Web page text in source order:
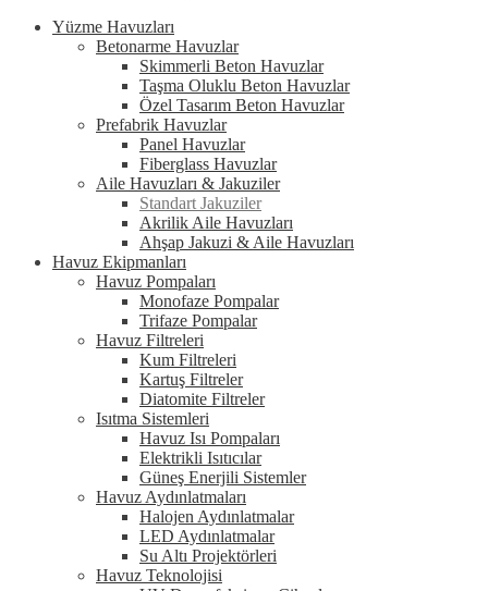
Yüzme Havuzları
Betonarme Havuzlar
Skimmerli Beton Havuzlar
Taşma Oluklu Beton Havuzlar
Özel Tasarım Beton Havuzlar
Prefabrik Havuzlar
Panel Havuzlar
Fiberglass Havuzlar
Aile Havuzları & Jakuziler
Standart Jakuziler
Akrilik Aile Havuzları
Ahşap Jakuzi & Aile Havuzları
Havuz Ekipmanları
Havuz Pompaları
Monofaze Pompalar
Trifaze Pompalar
Havuz Filtreleri
Kum Filtreleri
Kartuş Filtreler
Diatomite Filtreler
Isıtma Sistemleri
Havuz Isı Pompaları
Elektrikli Isıtıcılar
Güneş Enerjili Sistemler
Havuz Aydınlatmaları
Halojen Aydınlatmalar
LED Aydınlatmalar
Su Altı Projektörleri
Havuz Teknolojisi